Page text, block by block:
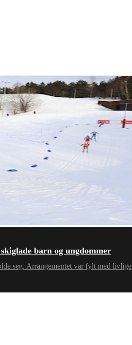
barn og ungdommer
seg. Arrangementet var fylt med livlige